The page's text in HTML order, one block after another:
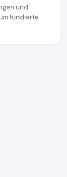
und
fundierte